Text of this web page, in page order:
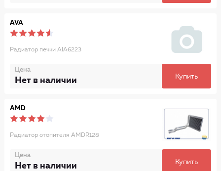
AVA
Радиатор печки AIA6223
Цена
Нет в наличии Купить
AMD
Радиатор отопителя AMDR128
Цена
Нет в наличии Купить